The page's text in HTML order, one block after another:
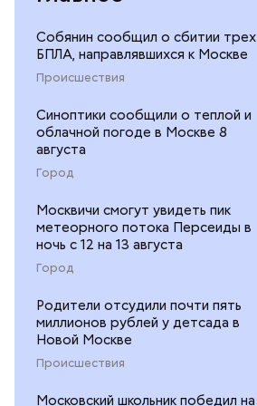
Собянин сообщил о сбитии трех
БПЛА, направлявшихся к Москве
Происшествия
Синоптики сообщили о теплой и
облачной погоде в Москве 8
августа
Город
Москвичи смогут увидеть пик
метеорного потока Персеиды в
ночь с 12 на 13 августа
Город
Родители отсудили почти пять
миллионов рублей у детсада в
Новой Москве
Происшествия
Московский школьник победил на